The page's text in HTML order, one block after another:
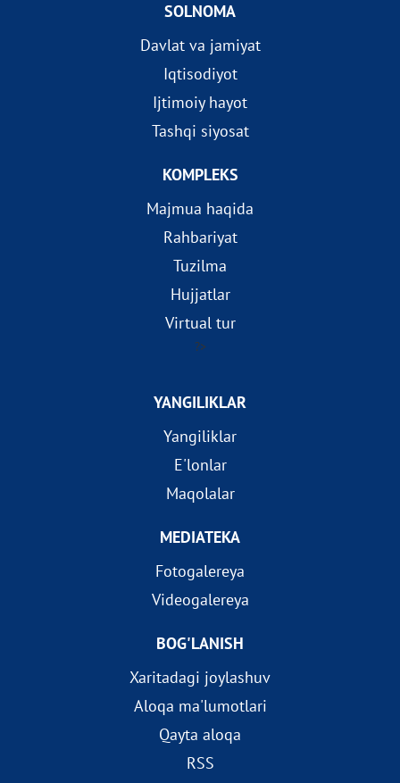
SOLNOMA
Davlat va jamiyat
Iqtisodiyot
Ijtimoiy hayot
Tashqi siyosat
KOMPLEKS
Majmua haqida
Rahbariyat
Tuzilma
Hujjatlar
Virtual tur
?>
YANGILIKLAR
Yangiliklar
E'lonlar
Maqolalar
MEDIATEKA
Fotogalereya
Videogalereya
BOG'LANISH
Xaritadagi joylashuv
Aloqa ma'lumotlari
Qayta aloqa
RSS